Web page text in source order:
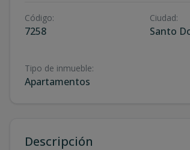
Código:
7258
Ciudad:
Santo
Tipo de inmueble:
Apartamentos
Descripción